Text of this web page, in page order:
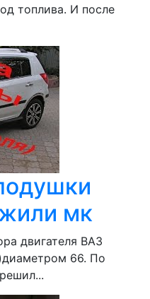
топлива. И после
мк
двигателя ВАЗ
66. По